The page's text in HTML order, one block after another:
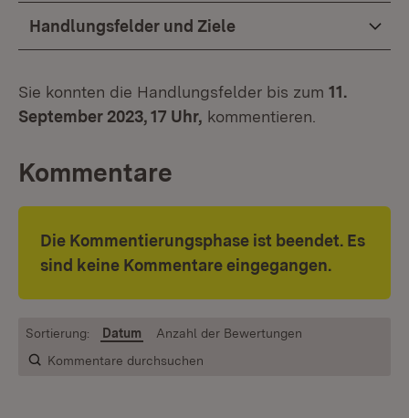
Handlungsfelder und Ziele
Sie konnten die Handlungsfelder bis zum 11.
September 2023, 17 Uhr, kommentieren.
Kommentare
Die Kommentierungsphase ist beendet. Es
sind keine Kommentare eingegangen.
Kommentare durchsuchen
Sortierung: Datum Anzahl der Bewertungen